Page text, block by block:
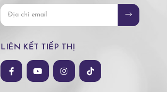
LIÊN KẾT TIẾP THỊ